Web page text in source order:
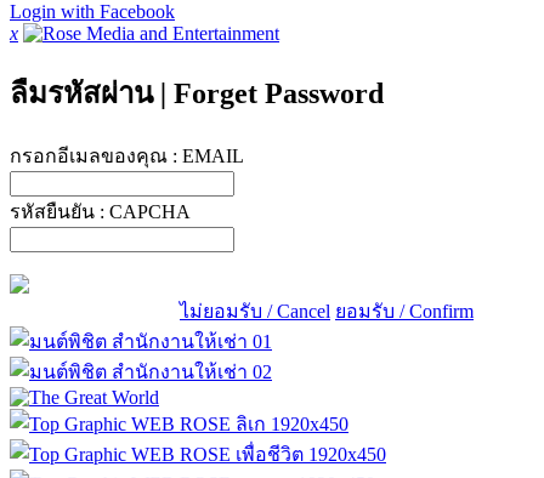
Login with Facebook
x
ลืมรหัสผ่าน | Forget Password
กรอกอีเมลของคุณ : EMAIL
รหัสยืนยัน : CAPCHA
ไม่ยอมรับ / Cancel ยอมรับ / Confirm